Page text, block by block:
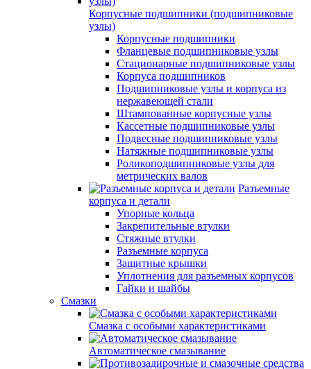
Корпусные подшипники (подшипниковые
узлы)
Корпусные подшипники
Фланцевые подшипниковые узлы
Стационарные подшипниковые узлы
Корпуса подшипников
Подшипниковые узлы и корпуса из
нержавеющей стали
Штампованные корпусные узлы
Кассетные подшипниковые узлы
Подвесные подшипниковые узлы
Натяжные подшипниковые узлы
Роликоподшипниковые узлы для
метрических валов
Разъемные
корпуса и детали
Упорные кольца
Закрепительные втулки
Стяжные втулки
Разъемные корпуса
Защитные крышки
Уплотнения для разъемных корпусов
Гайки и шайбы
Смазки
Смазка с особыми характеристиками
Автоматическое смазывание